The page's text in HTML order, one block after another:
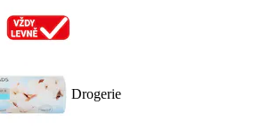
Drogerie